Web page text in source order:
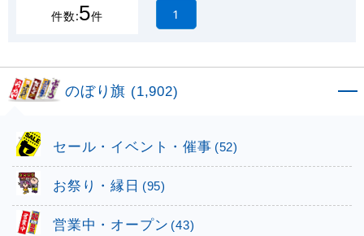
件数:5件 1
のぼり旗 (1,902)
セール・イベント・催事 (52)
お祭り・縁日 (95)
営業中・オープン (43)